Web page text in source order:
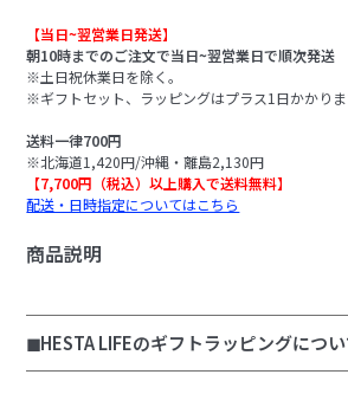
【当日~翌営業日発送】
朝10時までのご注文で当日~翌営業日で順次発送
※土日祝休業日を除く。
※ギフトセット、ラッピングはプラス1日かかりま
送料一律700円
※北海道1,420円/沖縄・離島2,130円
【7,700円（税込）以上購入で送料無料】
配送・日時指定についてはこちら
商品説明
◼︎HESTA LIFEのギフトラッピングにつ